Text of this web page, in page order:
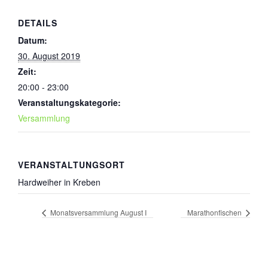
DETAILS
Datum:
30. August 2019
Zeit:
20:00 - 23:00
Veranstaltungskategorie:
Versammlung
VERANSTALTUNGSORT
Hardweiher in Kreben
Monatsversammlung August I Marathonfischen